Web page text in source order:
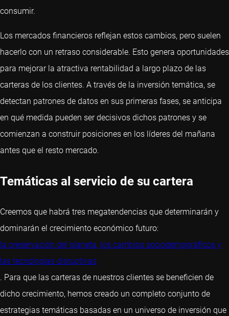
consumir.
Los mercados financieros reflejan estos cambios, pero suelen
hacerlo con un retraso considerable. Esto genera oportunidades
para mejorar la atractiva rentabilidad a largo plazo de las
carteras de los clientes. A través de la inversión temática, se
detectan patrones de datos en sus primeras fases, se anticipa
en qué medida pueden ser decisivos dichos patrones y se
comienzan a construir posiciones en los líderes del mañana
antes que el resto mercado.
Temáticas al servicio de su cartera
Creemos que habrá tres megatendencias que determinarán y
dominarán el crecimiento económico futuro:
la preservación del planeta, los cambios sociodemográficos y
las tecnologías disruptivas
. Para que las carteras de nuestros clientes se beneficien de
dicho crecimiento, hemos creado un completo conjunto de
estrategias temáticas basadas en un universo de inversión que